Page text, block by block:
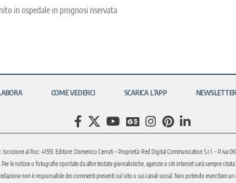
in ospedale in prognosi riservata
COME VEDERCI SCARICA L’APP NEWSLETTER
al Roc: 41551. Editore: Domenico Cerruti – Proprietà: Red Digital Communication S.r.l. –
le notizie o fotografie riportate da altre testate giornalistiche, agenzie o siti internet sarà sempre
non è responsabile dei commenti presenti sul sito o sui canali social. Non potendo